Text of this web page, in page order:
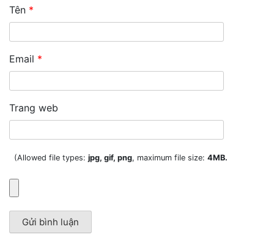
Tên *
Email *
Trang web
(Allowed file types: jpg, gif, png, maximum file size: 4MB.